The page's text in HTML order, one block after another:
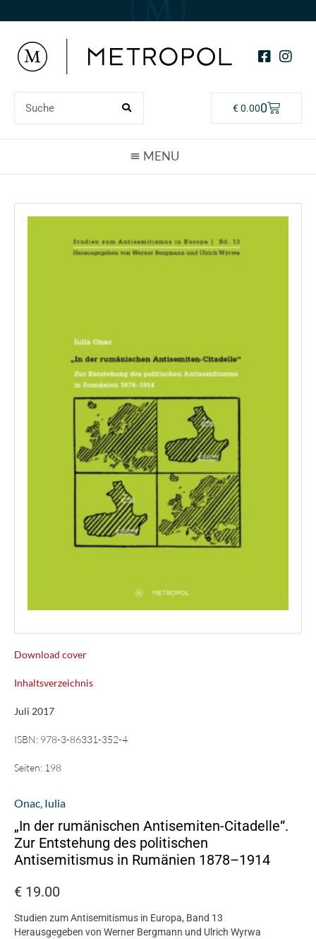
€0.000
Download cover
Inhaltsverzeichnis
Juli 2017
ISBN: 978-3-86331-352-4
Seiten: 198
Onac‚ Iulia
„In der rumänischen Antisemiten-Citadelle“.
Zur Entstehung des politischen
Antisemitismus in Rumänien 1878–1914
€ 19.00
Studien zum Antisemitismus in Europa, Band 13
Herausgegeben von Werner Bergmann und Ulrich Wyrwa